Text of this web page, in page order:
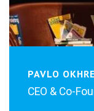
PAVLO
CEO & Co-